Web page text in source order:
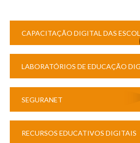
CAPACITAÇÃO DIGITAL DAS
LABORATÓRIOS DE EDUCAÇÃO
SEGURANET
RECURSOS EDUCATIVOS DIGITAIS